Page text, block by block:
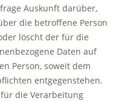
Auskunft darüber,
die betroffene Person
löscht der für die
Daten auf
Person, soweit dem
entgegenstehen.
die Verarbeitung